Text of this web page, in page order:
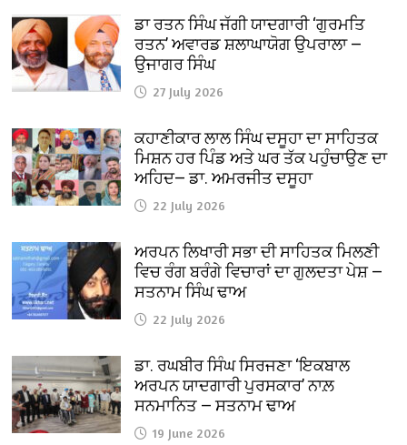
ਡਾ ਰਤਨ ਸਿੰਘ ਜੱਗੀ ਯਾਦਗਾਰੀ ‘ਗੁਰਮਤਿ
ਰਤਨ’ ਅਵਾਰਡ ਸ਼ਲਾਘਾਯੋਗ ਉਪਰਾਲਾ —
ਉਜਾਗਰ ਸਿੰਘ
27 July 2026
ਕਹਾਣੀਕਾਰ ਲਾਲ ਸਿੰਘ ਦਸੂਹਾ ਦਾ ਸਾਹਿਤਕ
ਮਿਸ਼ਨ ਹਰ ਪਿੰਡ ਅਤੇ ਘਰ ਤੱਕ ਪਹੁੰਚਾਉਣ ਦਾ
ਅਹਿਦ— ਡਾ. ਅਮਰਜੀਤ ਦਸੂਹਾ
22 July 2026
ਅਰਪਨ ਲਿਖਾਰੀ ਸਭਾ ਦੀ ਸਾਹਿਤਕ ਮਿਲਣੀ
ਵਿਚ ਰੰਗ ਬਰੰਗੇ ਵਿਚਾਰਾਂ ਦਾ ਗੁਲਦਤਾ ਪੇਸ਼ —
ਸਤਨਾਮ ਸਿੰਘ ਢਾਅ
22 July 2026
ਡਾ. ਰਘਬੀਰ ਸਿੰਘ ਸਿਰਜਣਾ ‘ਇਕਬਾਲ
ਅਰਪਨ ਯਾਦਗਾਰੀ ਪੁਰਸਕਾਰ’ ਨਾਲ਼
ਸਨਮਾਨਿਤ — ਸਤਨਾਮ ਢਾਅ
19 June 2026